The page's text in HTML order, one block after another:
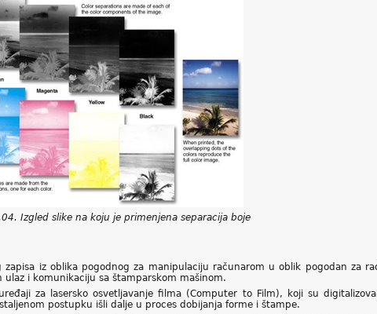
Izgled slike na koju je primenjena separacija boje
iz oblika pogodnog za manipulaciju računarom u oblik pogodan za
i komunikaciju sa štamparskom mašinom.
za lasersko osvetljavanje filma (Computer to Film), koji su
postupku išli dalje u proces dobijanja forme i štampe.